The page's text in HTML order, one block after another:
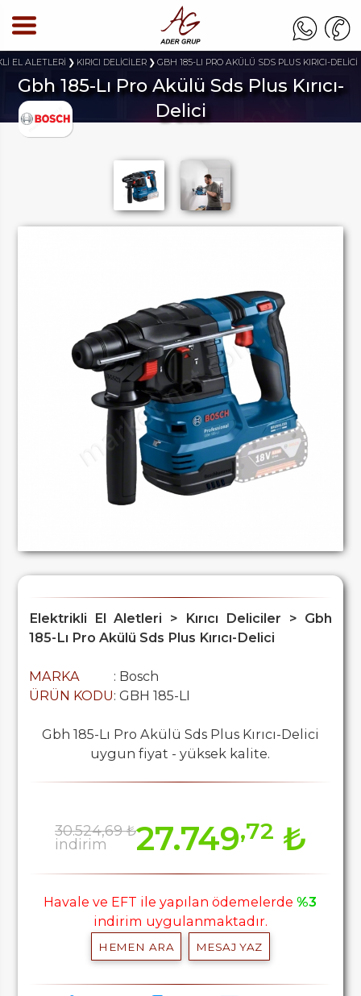
EL ALETLERİ KIRICI DELİCİLER GBH 185-LI PRO AKÜLÜ SDS PLUS KIRICI-DELİCİ
Gbh 185-Lı Pro Akülü Sds Plus Kırıcı-
Delici
Elektrikli El Aletleri > Kırıcı Deliciler > Gbh
185-Lı Pro Akülü Sds Plus Kırıcı-Delici
MARKA
: Bosch
ÜRÜN KODU: GBH 185-LI
Gbh 185-Lı Pro Akülü Sds Plus Kırıcı-Delici
uygun fiyat - yüksek kalite.
30.524,69 ₺
indirim
27.749,72 ₺
Havale ve EFT ile yapılan ödemelerde%3
indirim uygulanmaktadır.
HEMEN ARA MESAJ YAZ